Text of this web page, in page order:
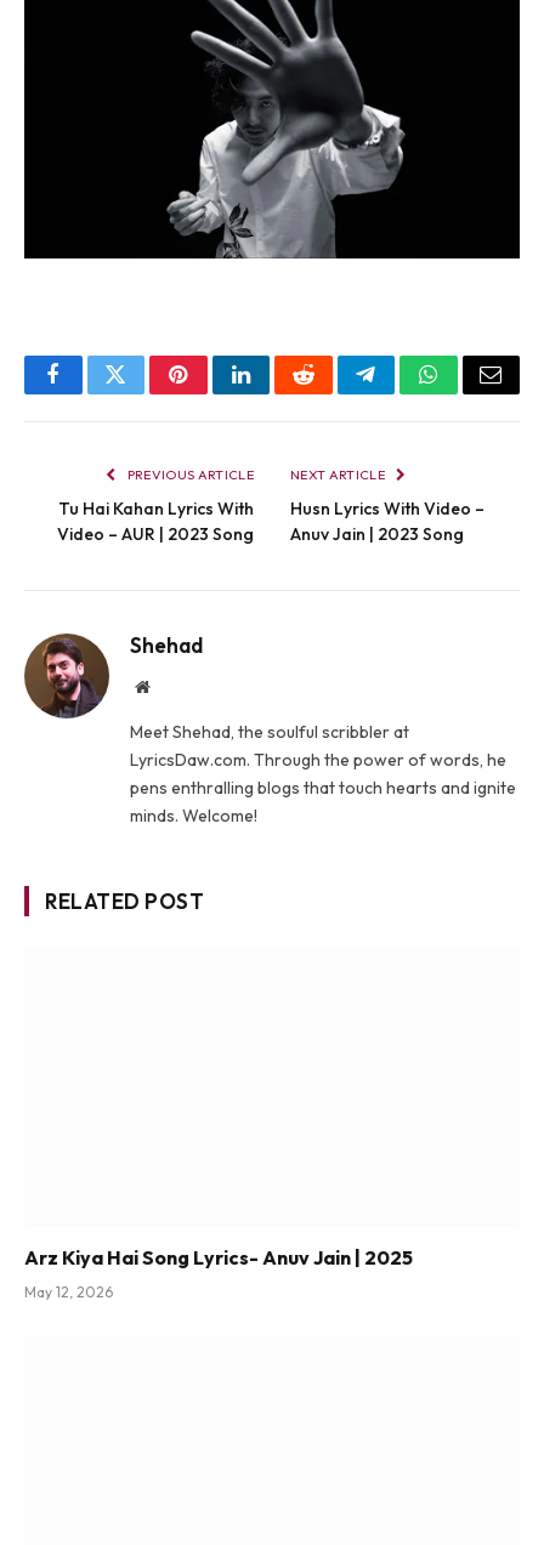
FacebookTwitterPinterestLinkedInRedditTelegramWhatsApp
Email
PREVIOUS ARTICLE
Tu Hai Kahan Lyrics With
Video – AUR | 2023 Song
NEXT ARTICLE
Husn Lyrics With Video –
Anuv Jain | 2023 Song
Shehad
Website
Meet Shehad, the soulful scribbler at
LyricsDaw.com. Through the power of words, he
pens enthralling blogs that touch hearts and ignite
minds. Welcome!
RELATED POST
Arz Kiya Hai Song Lyrics- Anuv Jain | 2025
May 12, 2026